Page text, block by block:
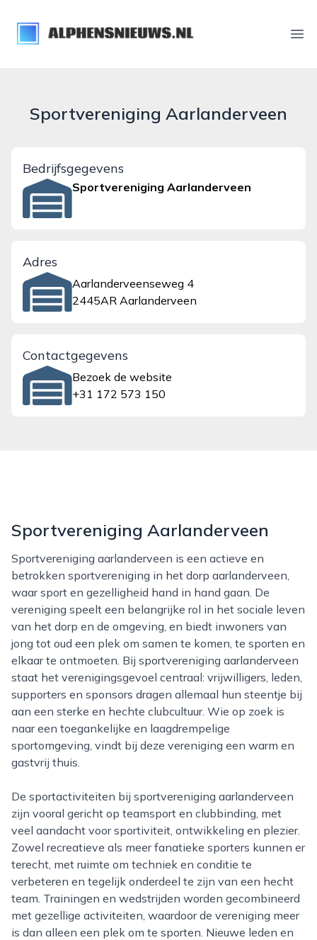
alphensnieuws.nl
Sportvereniging Aarlanderveen
Bedrijfsgegevens
Sportvereniging Aarlanderveen
Adres
Aarlanderveenseweg 4
2445AR Aarlanderveen
Contactgegevens
Bezoek de website
+31 172 573 150
Sportvereniging Aarlanderveen
Sportvereniging aarlanderveen is een actieve en
betrokken sportvereniging in het dorp aarlanderveen,
waar sport en gezelligheid hand in hand gaan. De
vereniging speelt een belangrijke rol in het sociale leven
van het dorp en de omgeving, en biedt inwoners van
jong tot oud een plek om samen te komen, te sporten en
elkaar te ontmoeten. Bij sportvereniging aarlanderveen
staat het verenigingsgevoel centraal: vrijwilligers, leden,
supporters en sponsors dragen allemaal hun steentje bij
aan een sterke en hechte clubcultuur. Wie op zoek is
naar een toegankelijke en laagdrempelige
sportomgeving, vindt bij deze vereniging een warm en
gastvrij thuis.
De sportactiviteiten bij sportvereniging aarlanderveen
zijn vooral gericht op teamsport en clubbinding, met
veel aandacht voor sportiviteit, ontwikkeling en plezier.
Zowel recreatieve als meer fanatieke sporters kunnen er
terecht, met ruimte om techniek en conditie te
verbeteren en tegelijk onderdeel te zijn van een hecht
team. Trainingen en wedstrijden worden gecombineerd
met gezellige activiteiten, waardoor de vereniging meer
is dan alleen een plek om te sporten. Nieuwe leden en